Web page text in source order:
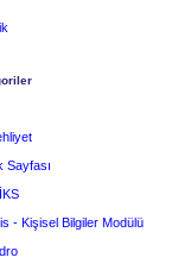
Sayfası
- Kişisel Bilgiler Modülü